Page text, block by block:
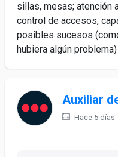
sillas, mesas; atención
control de accesos,
posibles sucesos
hubiera algún problema)
Auxiliar
Hace 5 días